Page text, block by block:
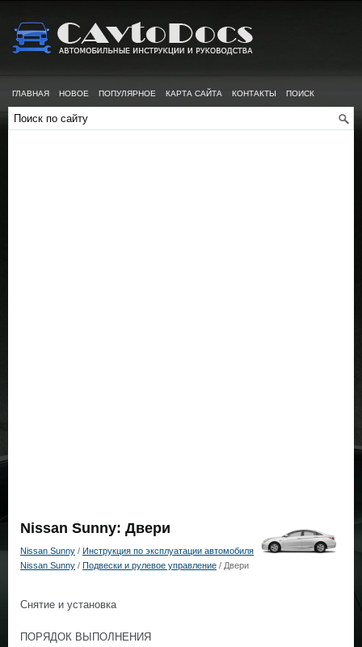
ГЛАВНАЯ НОВОЕ ПОПУЛЯРНОЕ КАРТА САЙТА КОНТАКТЫ ПОИСК
Nissan Sunny: Двери
Nissan Sunny / Инструкция по эксплуатации автомобиля
Nissan Sunny / Подвески и рулевое управление / Двери
Снятие и установка
ПОРЯДОК ВЫПОЛНЕНИЯ